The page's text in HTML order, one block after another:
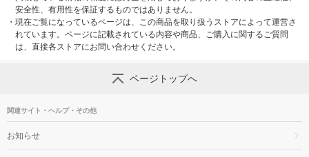
安全性、有用性を保証するものではありません。
・ 現在ご覧になっているページは、この商品を取り扱うストアによって運営さ
れています。ページに記載されている内容や商品、ご購入に関するご質問
は、直接各ストアにお問い合わせください。
ページトップへ
関連サイト・ヘルプ・その他
お知らせ